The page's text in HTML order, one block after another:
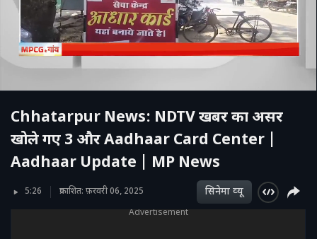
Chhatarpur News: NDTV खबर का असर
खोले गए 3 और Aadhaar Card Center |
Aadhaar Update | MP News
5:26 प्रकाशित: फ़रवरी 06, 2025 सिनेमा व्‍यू
Advertisement